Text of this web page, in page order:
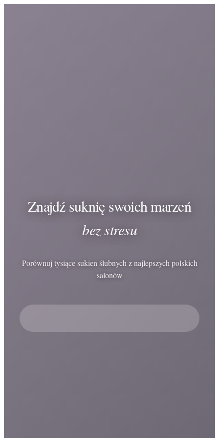
Znajdź suknię swoich marzeń
bez stresu
Porównuj tysiące sukien ślubnych z najlepszych polskich
salonów